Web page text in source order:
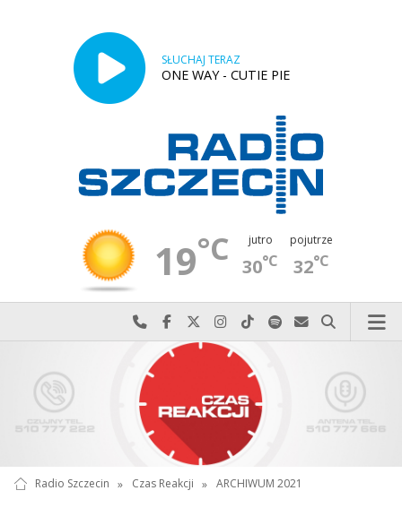
SŁUCHAJ TERAZ
ONE WAY - CUTIE PIE
19°C jutro
30°C
pojutrze
32°C
Najlepiej po prostu do nas zadzwoń
Odwiedź nas na Facebook-u
Odwiedź nas na X
Odwiedź nas na Instagram-ie
Odwiedź nas na TikTok-u
Szukaj nas na Spotify
Wyślij do nas
Szukaj
Radio Szczecin » Czas Reakcji » ARCHIWUM 2021